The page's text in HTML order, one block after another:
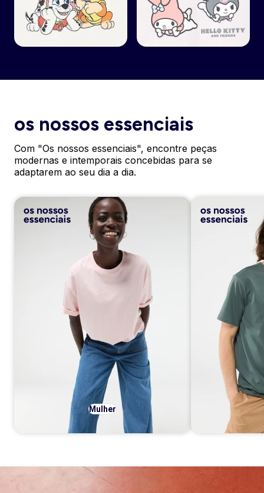
os nossos essenciais
Com "Os nossos essenciais", encontre peças
modernas e intemporais concebidas para se
adaptarem ao seu dia a dia.
Mulher